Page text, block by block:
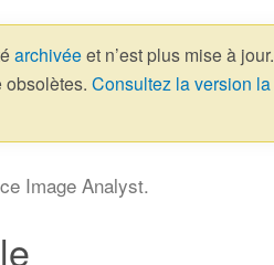
archivéeet n’est plus mise à
obsolètes.Consultez la version
Image Analyst.